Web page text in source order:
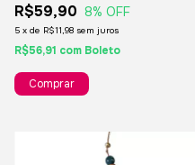
R$59,90 8% OFF
5 x de R$11,98 sem juros
R$56,91 com Boleto